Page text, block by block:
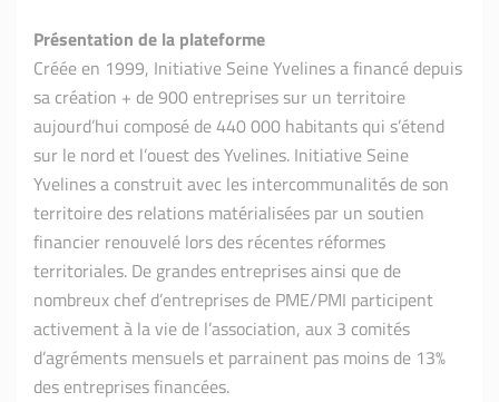
Présentation de la plateforme
Créée en 1999, Initiative Seine Yvelines a financé depuis
sa création + de 900 entreprises sur un territoire
aujourd’hui composé de 440 000 habitants qui s’étend
sur le nord et l’ouest des Yvelines. Initiative Seine
Yvelines a construit avec les intercommunalités de son
territoire des relations matérialisées par un soutien
financier renouvelé lors des récentes réformes
territoriales. De grandes entreprises ainsi que de
nombreux chef d’entreprises de PME/PMI participent
activement à la vie de l’association, aux 3 comités
d’agréments mensuels et parrainent pas moins de 13%
des entreprises financées.